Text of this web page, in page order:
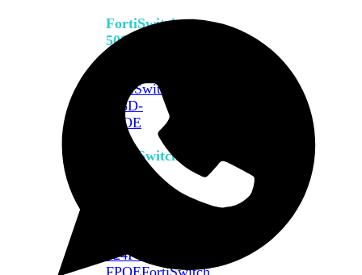
FortiSwitch
500
FortiSwitch
548D-
FPOE
FortiSwitch
624F-
FPOEFortiSwitch